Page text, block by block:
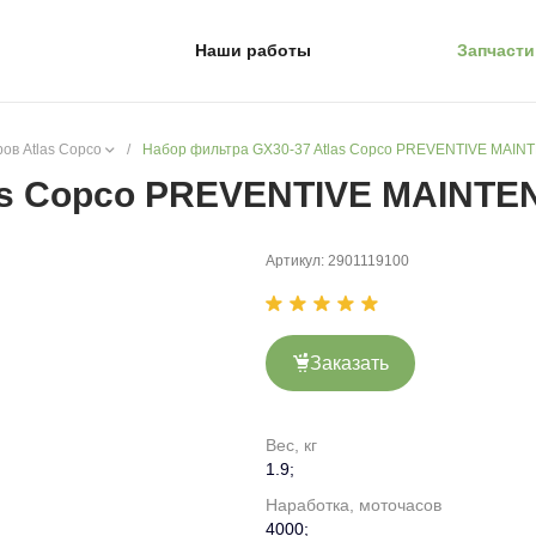
Наши работы Запчасти
Atlas Copco / Набор фильтра GX30-37 Atlas Copco PREVENTIVE
PREVENTIVE
Артикул: 2901119100
Заказать
Вес, кг
1.9;
Наработка, моточасов
4000;